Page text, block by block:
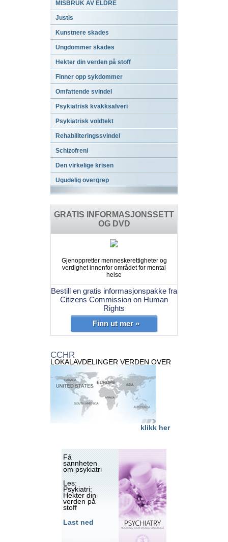
MISBRUK AV ELDRE
Justis
Kunstnere skades
Ungdommer skades
Hekter din verden på stoff
Finner opp sykdommer
Omfattende svindel
Psykiatrisk kvakksalveri
Psykiatrisk voldtekt
Rehabiliteringssvindel
Schizofreni
Den virkelige krisen
Ugudelig overgrep
GRATIS INFORMASJONSSETT
OG DVD
Gjenoppretter menneskerettigheter og
verdighet innenfor området for mental
helse
Bestill en gratis informasjonspakke fra
Citizens Commission on Human
Rights
Finn ut mer »
CCHR
LOKALAVDELINGER VERDEN OVER
klikk her
Få
sannheten
om psykiatri
Les:
Psykiatri:
Hekter din
verden på
stoff
Last ned